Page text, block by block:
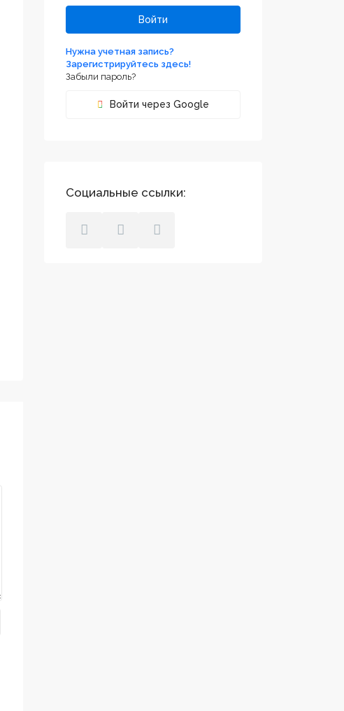
Войти
Нужна учетная запись?
Зарегистрируйтесь здесь!
Забыли пароль?
Войти через Google
Социальные ссылки: